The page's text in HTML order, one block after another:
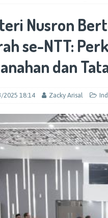
Perangi Hoax Public NASIONAL
dan Lingkungan Jadi Fondasi
Nusron
se-NTT:
dan
2025 18:14 Zacky Arisal